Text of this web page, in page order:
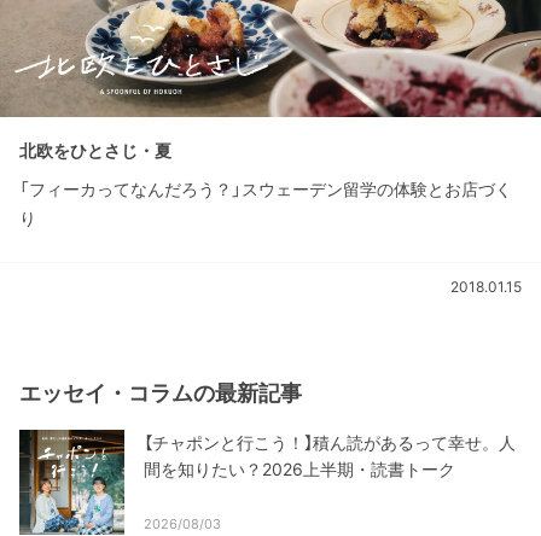
北欧をひとさじ・夏
「フィーカってなんだろう？」スウェーデン留学の体験とお店づく
り
2018.01.15
エッセイ・コラムの最新記事
【チャポンと行こう！】積ん読があるって幸せ。人
間を知りたい？2026上半期・読書トーク
2026/08/03